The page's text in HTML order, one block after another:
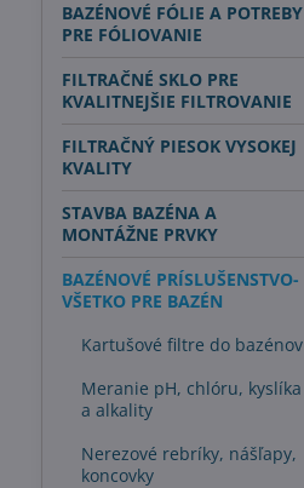
BAZÉNOVÉ FÓLIE A POTREBY
PRE FÓLIOVANIE
FILTRAČNÉ SKLO PRE
KVALITNEJŠIE FILTROVANIE
FILTRAČNÝ PIESOK VYSOKEJ
KVALITY
STAVBA BAZÉNA A
MONTÁŽNE PRVKY
BAZÉNOVÉ PRÍSLUŠENSTVO-
VŠETKO PRE BAZÉN
Kartušové filtre do bazénov
Meranie pH, chlóru, kyslíka
a alkality
Nerezové rebríky, nášľapy,
koncovky